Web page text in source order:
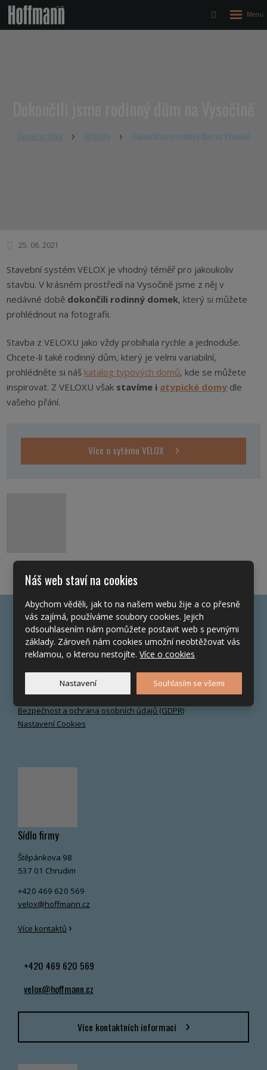
Vyhledávání
menu
Úvodní stránka Aktuality Dokončili jsme rodinný dům na Vysočině
25. 06. 2021
Stavební systém VELOX je vhodný téměř pro jakoukoliv
stavbu. V krásném prostředí na Vysočině jsme z něj v
nedávné době dokončili rodinný domek, který si můžete
prohlédnout na fotografii.
Stavba z VELOXU jako vždy probíhala rychle a jednoduše.
Chcete-li také rodinný dům, který je velmi variabilní,
prohlédněte si náš katalog typových domů, kde se můžete
inspirovat. Z VELOXU však stavíme i atypické domy dle
vašeho přání.
Více o sytému VELOX
Často hledáte
O společnosti
Realizované projekty
Napsali o nás
Nejčastější dotazy
Kontakt
Bezpečnost a ochrana osobních údajů (GDPR)
Nastavení Cookies
Sídlo firmy
Štěpánkova 98
537 01 Chrudim
+420 469 620 569
velox@hoffmann.cz
Více kontaktů ›
+420 469 620 569
velox@hoffmann.cz
Více kontaktních informací
Náš web staví na cookies
Abychom věděli, jak to na našem webu žije a co přesně
vás zajímá, používáme soubory cookies. Jejich
odsouhlasením nám pomůžete postavit web s pevnými
základy. Zároveň nám cookies umožní neobtěžovat vás
reklamou, o kterou nestojíte.Více o cookies
Nastavení Souhlasím se všemi